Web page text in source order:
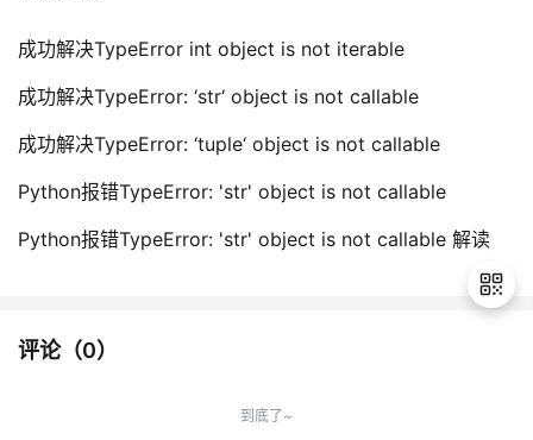
成功解决TypeError int object is not iterable
成功解决TypeError: ‘str‘ object is not callable
成功解决TypeError: ‘tuple‘ object is not callable
Python报错TypeError: 'str' object is not callable
Python报错TypeError: 'str' object is not callable 解读
评论（0）
到底了~